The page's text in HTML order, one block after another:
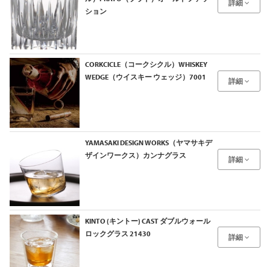
ション
詳細
CORKCICLE（コークシクル）WHISKEY
WEDGE（ウイスキー ウェッジ）7001
詳細
YAMASAKI DESIGN WORKS（ヤマサキデ
ザインワークス）カンナグラス
詳細
KINTO (キントー) CAST ダブルウォール
ロックグラス 21430
詳細